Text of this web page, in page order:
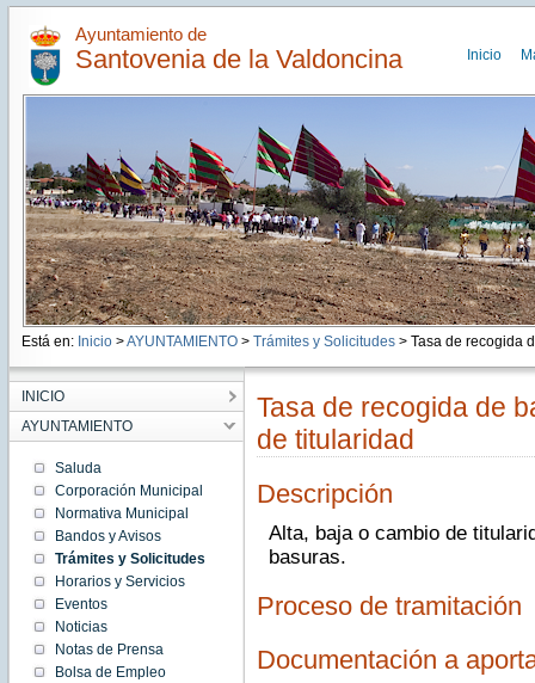
Ayuntamiento de
Santovenia de la Valdoncina Inicio
Está en: Inicio >AYUNTAMIENTO> Trámites y Solicitudes> Tasa de recogida
INICIO
AYUNTAMIENTO
Saluda
Corporación Municipal
Normativa Municipal
Bandos y Avisos
Trámites y Solicitudes
Horarios y Servicios
Eventos
Noticias
Notas de Prensa
Bolsa de Empleo
Tasa de recogida de
de titularidad
Descripción
Alta, baja o cambio de
basuras.
Proceso de tramitación
Documentación a